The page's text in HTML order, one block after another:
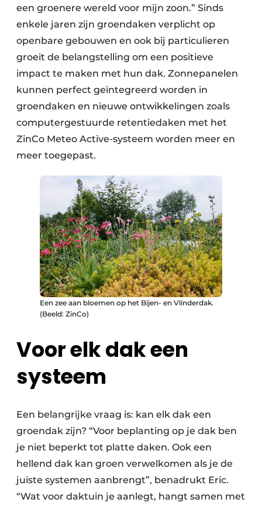
een groenere wereld voor mijn zoon.” Sinds
enkele jaren zijn groendaken verplicht op
openbare gebouwen en ook bij particulieren
groeit de belangstelling om een positieve
impact te maken met hun dak. Zonnepanelen
kunnen perfect geïntegreerd worden in
groendaken en nieuwe ontwikkelingen zoals
computergestuurde retentiedaken met het
ZinCo Meteo Active-systeem worden meer en
meer toegepast.
Een zee aan bloemen op het Bijen- en Vlinderdak.
(Beeld: ZinCo)
Voor elk dak een
systeem
Een belangrijke vraag is: kan elk dak een
groendak zijn? “Voor beplanting op je dak ben
je niet beperkt tot platte daken. Ook een
hellend dak kan groen verwelkomen als je de
juiste systemen aanbrengt”, benadrukt Eric.
“Wat voor daktuin je aanlegt, hangt samen met